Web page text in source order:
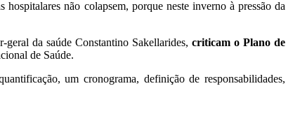
não colapsem, porque neste inverno à pressão da
geral da saúde Constantino Sakellarides,criticam o Plano de
de Saúde.
um cronograma, definição de responsabilidades,